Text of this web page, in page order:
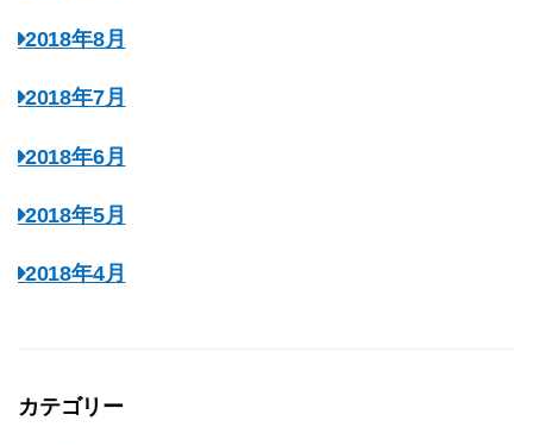
2018年8月
2018年7月
2018年6月
2018年5月
2018年4月
カテゴリー